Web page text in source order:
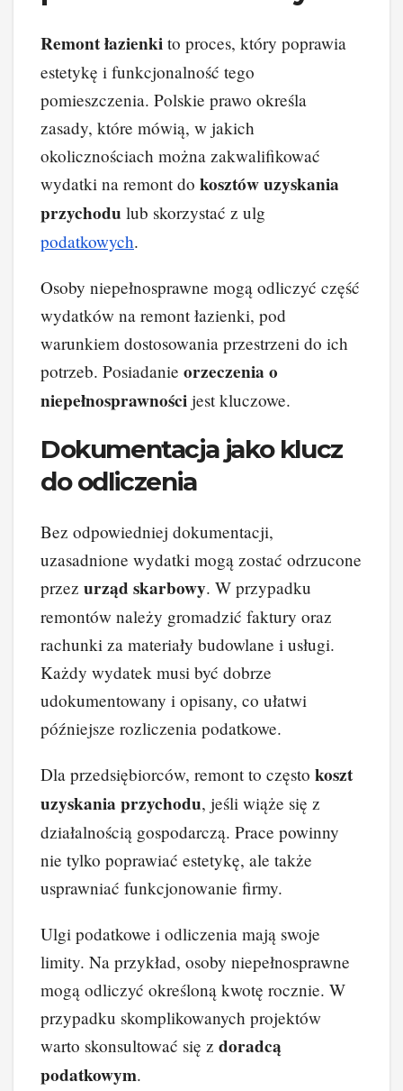
Remont łazienki to proces, który poprawia
estetykę i funkcjonalność tego
pomieszczenia. Polskie prawo określa
zasady, które mówią, w jakich
okolicznościach można zakwalifikować
wydatki na remont do kosztów uzyskania
przychodu lub skorzystać z ulg
podatkowych.
Osoby niepełnosprawne mogą odliczyć część
wydatków na remont łazienki, pod
warunkiem dostosowania przestrzeni do ich
potrzeb. Posiadanie orzeczenia o
niepełnosprawności jest kluczowe.
Dokumentacja jako klucz
do odliczenia
Bez odpowiedniej dokumentacji,
uzasadnione wydatki mogą zostać odrzucone
przez urząd skarbowy. W przypadku
remontów należy gromadzić faktury oraz
rachunki za materiały budowlane i usługi.
Każdy wydatek musi być dobrze
udokumentowany i opisany, co ułatwi
późniejsze rozliczenia podatkowe.
Dla przedsiębiorców, remont to często koszt
uzyskania przychodu, jeśli wiąże się z
działalnością gospodarczą. Prace powinny
nie tylko poprawiać estetykę, ale także
usprawniać funkcjonowanie firmy.
Ulgi podatkowe i odliczenia mają swoje
limity. Na przykład, osoby niepełnosprawne
mogą odliczyć określoną kwotę rocznie. W
przypadku skomplikowanych projektów
warto skonsultować się z doradcą
podatkowym.